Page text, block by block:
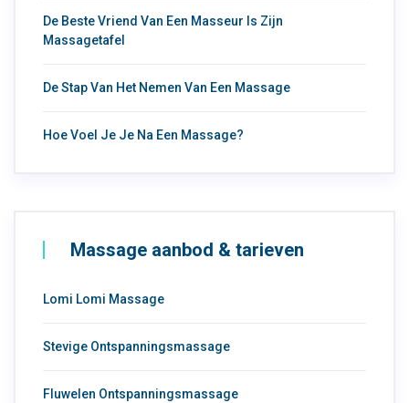
De Beste Vriend Van Een Masseur Is Zijn
Massagetafel
De Stap Van Het Nemen Van Een Massage
Hoe Voel Je Je Na Een Massage?
Massage aanbod & tarieven
Lomi Lomi Massage
Stevige Ontspanningsmassage
Fluwelen Ontspanningsmassage